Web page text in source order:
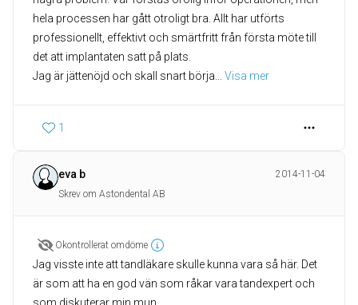
hela processen har gått otroligt bra. Allt har utförts
professionellt, effektivt och smärtfritt från första möte till
det att implantaten satt på plats.
Jag är jättenöjd och skall snart börja
Visa mer
1
eva b
2014-11-04
Skrev om Astondental AB
Okontrollerat omdöme
Jag visste inte att tandläkare skulle kunna vara så här. Det
är som att ha en god vän som råkar vara tandexpert och